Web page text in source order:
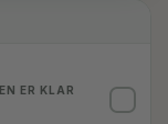
ER KLAR